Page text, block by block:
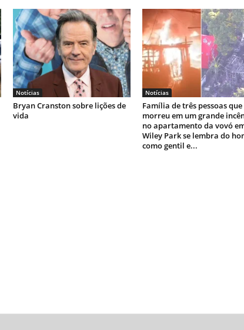
Notícias
Bryan Cranston sobre lições de
vida
Notícias
Família de três pessoas que
morreu em um grande
no apartamento da vovó
Wiley Park se lembra do
como gentil e...